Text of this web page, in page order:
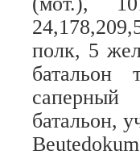
полк, 5
батальон
саперный
батальон,